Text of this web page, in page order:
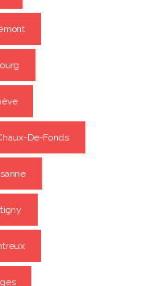
De-Fonds